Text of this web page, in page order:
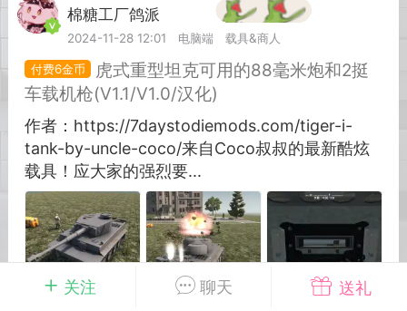
卖挂
禁止发布联机可用的作弊模组，
单机辅助引流私下售卖服务器外挂！
作弊模组的发布规范近期收到一些信息
作弊模组在联机服务器使用,为了维护游
模组的发布行为：1. *...
72 2.23w
大人
Lv.8
关注 聊天 送礼
棉糖工厂鸽派
2024-11-28 12:01
电脑端 载具&商人
6金币
虎式重型坦克可用的88毫米炮和2挺
车载机枪(V1.1/V1.0/汉化)
作者：https://7daystodiemods.com/tiger-i-
tank-by-uncle-coco/来自Coco叔叔的最新酷炫
载具！应大家的强烈要...
+4